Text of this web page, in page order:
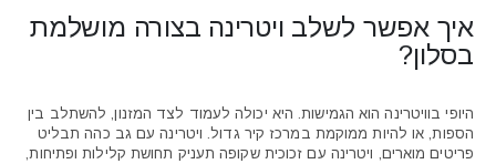
איך אפשר לשלב ויטרינה בצורה מושלמת
בסלון?
היופי בוויטרינה הוא הגמישות. היא יכולה לעמוד לצד המזנון, להשתלב בין
הספות, או להיות ממוקמת במרכז קיר גדול. ויטרינה עם גב כהה תבליט
פריטים מוארים, ויטרינה עם זכוכית שקופה תעניק תחושת קלילות ופתיחות,